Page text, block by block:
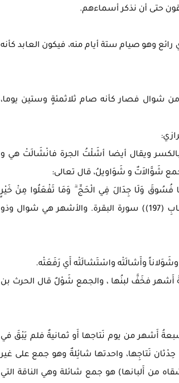
حتى أن نذكر أسماءهم.
وهو صيام ستة أيام منه، فيكون العابد كأنه
شوال فصار كأنه صام ثلاثمئةٍ وستين يوما،
ويقال أيضا أشَلْتُ الجرة فانْشَالَتْ هي و
شَوَّالاَتٌ و شَوَاويلُ، قال تعالى:
وَلَا جِدَالَ فِي الْحَجِّ ۗ وَمَا تَفْعَلُوا مِنْ خَيْرٍ
يَعْلَمْهُ اللَّهُ ۗ وَتَزَوَّدُوا فَإِنَّ خَيْرَ الزَّادِ التَّقْوَىٰ ۚ وَاتَّقُونِ يَا أُولِي الْأَلْبَابِ (197)) سورة البقرة. والأشهر هي شوال وذو
وأَشالَتْه واسْتَشالَتْه أَي رَفَعَتْه.
أَشهر فخَفَّ لبنُها ، والجمع شَوْلٌ قال الحرث بن
أَشهر من يوم نَتاجها أَو ثمانيةٌ فلم يَبْقَ في
نَتاجِها، واحدتها شائِلةٌ وهو جمع على غير
أَلبانها) هو جمع شائلة وهي الناقة التي